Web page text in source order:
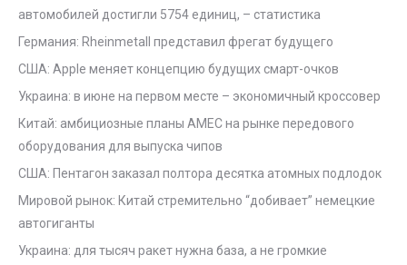
автомобилей достигли 5754 единиц, – статистика
Германия: Rheinmetall представил фрегат будущего
США: Apple меняет концепцию будущих смарт-очков
Украина: в июне на первом месте – экономичный кроссовер
Китай: амбициозные планы AMEC на рынке передового
оборудования для выпуска чипов
США: Пентагон заказал полтора десятка атомных подлодок
Мировой рынок: Китай стремительно “добивает” немецкие
автогиганты
Украина: для тысяч ракет нужна база, а не громкие